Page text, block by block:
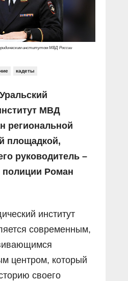
институтом МВД России
кадеты
МВД
региональной
площадкой,
руководитель –
полиции Роман
институт
современным,
центром, который
своего